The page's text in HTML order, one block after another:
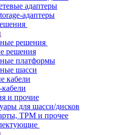
адаптеры
адаптеры
решения
решения
платформы
шасси
кабели
кабели
и прочие
для шасси/дисков
TPM и прочее